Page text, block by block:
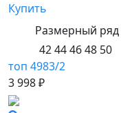
Купить
Размерный ряд
42 44 46 48 50
топ 4983/2
3 998 ₽